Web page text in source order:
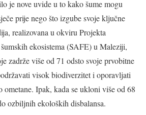
je nove uvide u to kako šume mogu
prije nego što izgube svoje ključne
realizovana u okviru Projekta
ekosistema (SAFE) u Maleziji,
zadrže više od 71 odsto svoje prvobitne
visok biodiverzitet i oporavljati
ometane. Ipak, kada se ukloni više od 68
ozbiljnih ekoloških disbalansa.